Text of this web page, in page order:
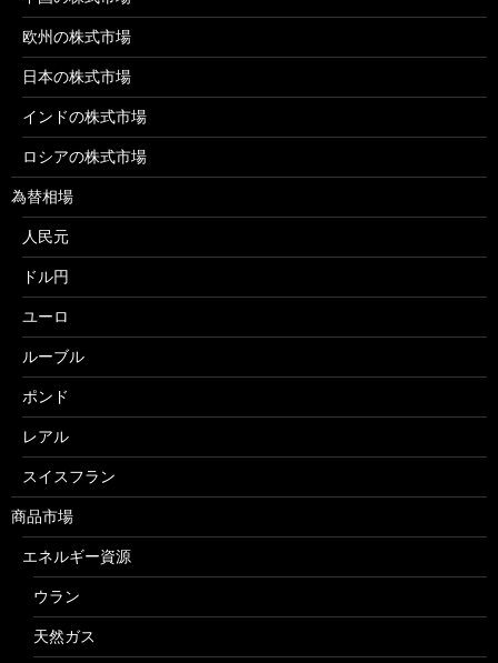
欧州の株式市場
日本の株式市場
インドの株式市場
ロシアの株式市場
為替相場
人民元
ドル円
ユーロ
ルーブル
ポンド
レアル
スイスフラン
商品市場
エネルギー資源
ウラン
天然ガス